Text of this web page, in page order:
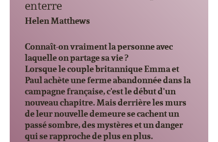
enterre
Helen Matthews
Connaît-on vraiment la personne avec
laquelle on partage sa vie ?
Lorsque le couple britannique Emma et
Paul achète une ferme abandonnée dans la
campagne française, c'est le début d'un
nouveau chapitre. Mais derrière les murs
de leur nouvelle demeure se cachent un
passé sombre, des mystères et un danger
qui se rapproche de plus en plus.